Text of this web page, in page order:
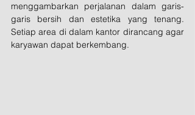
menggambarkan perjalanan dalam garis-
garis bersih dan estetika yang tenang.
Setiap area di dalam kantor dirancang agar
karyawan dapat berkembang.